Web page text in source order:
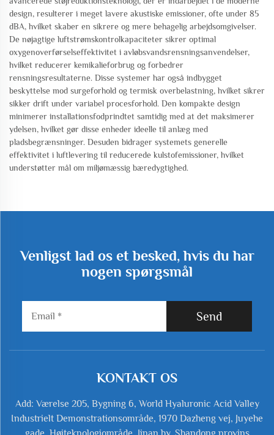
design, resulterer i meget lavere akustiske emissioner, ofte under 85
dBA, hvilket skaber en sikrere og mere behagelig arbejdsomgivelser.
De nøjagtige luftstrømskontrolkapaciteter sikrer optimal
oxygenoverførselseffektivitet i avløbsvandsrensningsanvendelser,
hvilket reducerer kemikalieforbrug og forbedrer
rensningsresultaterne. Disse systemer har også indbygget
beskyttelse mod surgeforhold og termisk overbelastning, hvilket sikrer
sikker drift under variabel procesforhold. Den kompakte design
minimerer installationsfodprindtet samtidig med at det maksimerer
ydelsen, hvilket gør disse enheder ideelle til anlæg med
pladsbegrænsninger. Desuden bidrager systemets generelle
effektivitet i luftlevering til reducerede kulstofemissioner, hvilket
understøtter mål om miljømæssig bæredygtighed.
Venligst lad os et besked, hvis du har
nogen spørgsmål
Send
KONTAKT OS
Add: Værelse 205, Bygning 6, World Hyaluronic Acid Valley
Industrielt Demonstrationsområde, 1970 Dazheng vej, Juyehe